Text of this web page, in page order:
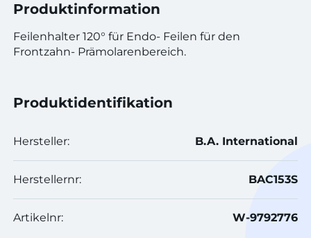
Produktinformation
Feilenhalter 120° für Endo- Feilen für den
Frontzahn- Prämolarenbereich.
Produktidentifikation
Hersteller: B.A. International
Herstellernr: BAC153S
Artikelnr: W-9792776